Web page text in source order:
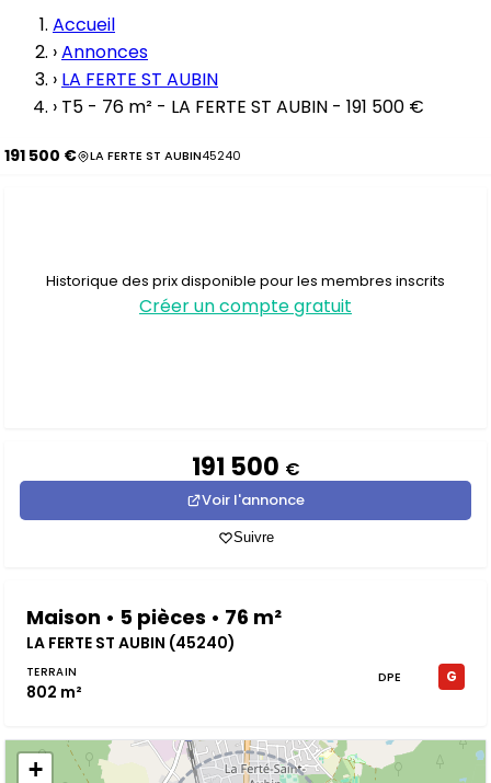
Accueil
›Annonces
› LA FERTE ST AUBIN
› T5 - 76 m² - LA FERTE ST AUBIN - 191 500 €
191 500 € LA FERTE ST AUBIN45240
Historique des prix disponible pour les membres inscrits
Créer un compte gratuit
191 500 €
Voir l'annonce
Suivre
Maison • 5 pièces • 76 m²
LA FERTE ST AUBIN (45240)
TERRAIN
802 m²
DPE G
+